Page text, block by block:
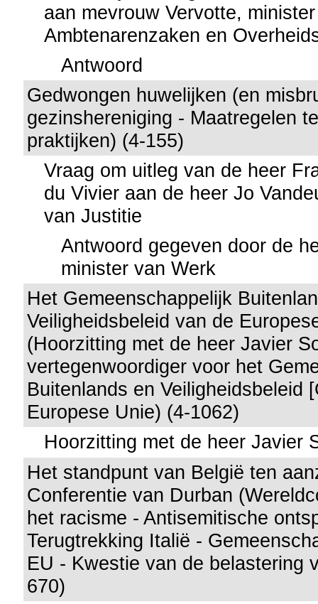
aan mevrouw Vervotte,
Ambtenarenzaken en
Antwoord
Gedwongen huwelijken (en
gezinshereniging - Maatregelen
praktijken) (4-155)
Vraag om uitleg van de heer
du Vivier aan de heer Jo
van Justitie
Antwoord gegeven door de
minister van Werk
Het Gemeenschappelijk
Veiligheidsbeleid van de
(Hoorzitting met de heer Javier
vertegenwoordiger voor het
Buitenlands en Veiligheidsbeleid
Europese Unie) (4-1062)
Hoorzitting met de heer Javier
Het standpunt van België ten
Conferentie van Durban
het racisme - Antisemitische
Terugtrekking Italië -
EU - Kwestie van de belastering
670)